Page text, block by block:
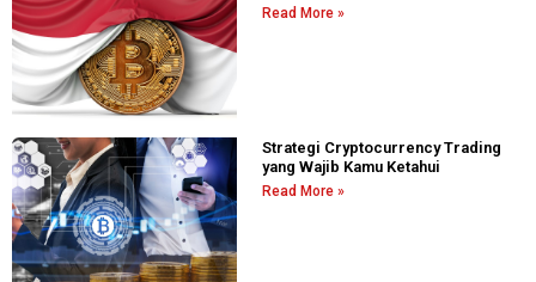
Read More »
Strategi Cryptocurrency Trading
yang Wajib Kamu Ketahui
Read More »